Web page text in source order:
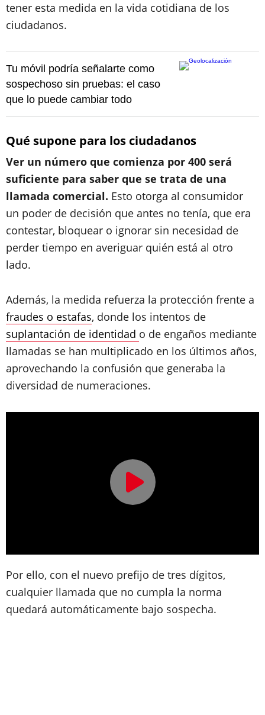
tener esta medida en la vida cotidiana de los
ciudadanos.
Tu móvil podría señalarte como
sospechoso sin pruebas: el caso
que lo puede cambiar todo
Qué supone para los ciudadanos
Ver un número que comienza por 400 será
suficiente para saber que se trata de una
llamada comercial. Esto otorga al consumidor
un poder de decisión que antes no tenía, que era
contestar, bloquear o ignorar sin necesidad de
perder tiempo en averiguar quién está al otro
lado.
Además, la medida refuerza la protección frente a
fraudes o estafas, donde los intentos de
suplantación de identidad o de engaños mediante
llamadas se han multiplicado en los últimos años,
aprovechando la confusión que generaba la
diversidad de numeraciones.
Por ello, con el nuevo prefijo de tres dígitos,
cualquier llamada que no cumpla la norma
quedará automáticamente bajo sospecha.